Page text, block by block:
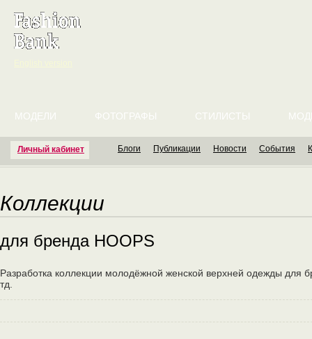
Личный кабинет
МОДЕЛИ ФОТОГРАФЫ СТИЛИСТЫ
Блоги Публикации Новости События
Коллекции
для бренда HOOPS
Разработка коллекции молодёжной женской верхней одежды для
тд.